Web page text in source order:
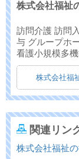
株式会社福祉
訪問介護 訪問
与 グループホ
看護小規模多
株式会社福
関連リン
株式会社福祉